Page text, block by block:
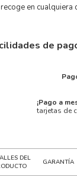
en cualquiera
de
¡Pago a
tarjetas de
DEL
GARANTÍA